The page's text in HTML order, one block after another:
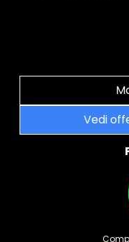
Vedi